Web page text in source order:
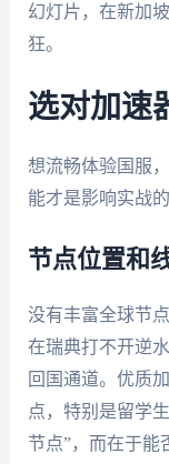
幻灯片，在新加
狂。
选对加速
想流畅体验国服
能才是影响实战的
节点位置和
没有丰富全球节
在瑞典打不开逆
回国通道。优质
点，特别是留学
节点”，而在于能